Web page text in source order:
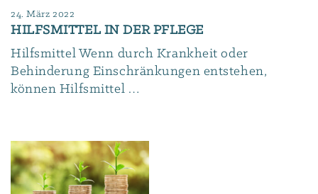
24. März 2022
HILFSMITTEL IN DER PFLEGE
Hilfsmittel Wenn durch Krankheit oder
Behinderung Einschränkungen entstehen,
können Hilfsmittel …